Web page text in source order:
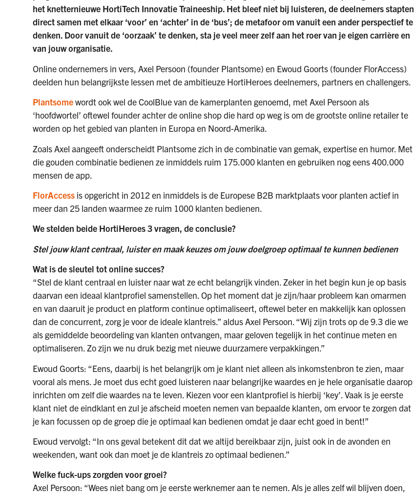
het knetternieuwe HortiTech Innovatie Traineeship. Het bleef niet bij luisteren, de deelnemers stapten
direct samen met elkaar ‘voor’ en ‘achter’ in de ‘bus’; de metafoor om vanuit een ander perspectief te
denken. Door vanuit de ‘oorzaak’ te denken, sta je veel meer zelf aan het roer van je eigen carrière en
van jouw organisatie.
Online ondernemers in vers, Axel Persoon (founder Plantsome) en Ewoud Goorts (founder FlorAccess)
deelden hun belangrijkste lessen met de ambitieuze HortiHeroes deelnemers, partners en challengers.
Plantsomewordt ook wel de CoolBlue van de kamerplanten genoemd, met Axel Persoon als
‘hoofdwortel’ oftewel founder achter de online shop die hard op weg is om de grootste online retailer te
worden op het gebied van planten in Europa en Noord-Amerika.
Zoals Axel aangeeft onderscheidt Plantsome zich in de combinatie van gemak, expertise en humor. Met
die gouden combinatie bedienen ze inmiddels ruim 175.000 klanten en gebruiken nog eens 400.000
mensen de app.
FlorAccess is opgericht in 2012 en inmiddels is de Europese B2B marktplaats voor planten actief in
meer dan 25 landen waarmee ze ruim 1000 klanten bedienen.
We stelden beide HortiHeroes 3 vragen, de conclusie?
Stel jouw klant centraal, luister en maak keuzes om jouw doelgroep optimaal te kunnen bedienen
Wat is de sleutel tot online succes?
“Stel de klant centraal en luister naar wat ze echt belangrijk vinden. Zeker in het begin kun je op basis
daarvan een ideaal klantprofiel samenstellen. Op het moment dat je zijn/haar probleem kan omarmen
en van daaruit je product en platform continue optimaliseert, oftewel beter en makkelijk kan oplossen
dan de concurrent, zorg je voor de ideale klantreis.” aldus Axel Persoon. “Wij zijn trots op de 9.3 die we
als gemiddelde beoordeling van klanten ontvangen, maar geloven tegelijk in het continue meten en
optimaliseren. Zo zijn we nu druk bezig met nieuwe duurzamere verpakkingen.”
Ewoud Goorts: “Eens, daarbij is het belangrijk om je klant niet alleen als inkomstenbron te zien, maar
vooral als mens. Je moet dus echt goed luisteren naar belangrijke waardes en je hele organisatie daarop
inrichten om zelf die waardes na te leven. Kiezen voor een klantprofiel is hierbij ‘key’. Vaak is je eerste
klant niet de eindklant en zul je afscheid moeten nemen van bepaalde klanten, om ervoor te zorgen dat
je kan focussen op de groep die je optimaal kan bedienen omdat je daar echt goed in bent!”
Ewoud vervolgt: “In ons geval betekent dit dat we altijd bereikbaar zijn, juist ook in de avonden en
weekenden, want ook dan moet je de klantreis zo optimaal bedienen.”
Welke fuck-ups zorgden voor groei?
Axel Persoon: “Wees niet bang om je eerste werknemer aan te nemen. Als je alles zelf wil blijven doen,